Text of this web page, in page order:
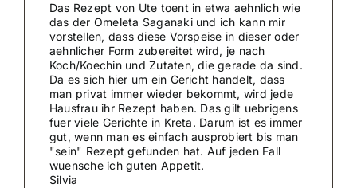
Das Rezept von Ute toent in etwa aehnlich wie
das der Omeleta Saganaki und ich kann mir
vorstellen, dass diese Vorspeise in dieser oder
aehnlicher Form zubereitet wird, je nach
Koch/Koechin und Zutaten, die gerade da sind.
Da es sich hier um ein Gericht handelt, dass
man privat immer wieder bekommt, wird jede
Hausfrau ihr Rezept haben. Das gilt uebrigens
fuer viele Gerichte in Kreta. Darum ist es immer
gut, wenn man es einfach ausprobiert bis man
"sein" Rezept gefunden hat. Auf jeden Fall
wuensche ich guten Appetit.
Silvia